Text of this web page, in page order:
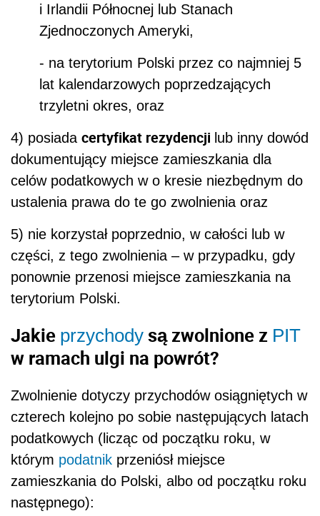
i Irlandii Północnej lub Stanach
Zjednoczonych Ameryki,
- na terytorium Polski przez co najmniej 5
lat kalendarzowych poprzedzających
trzyletni okres, oraz
4) posiada certyfikat rezydencji lub inny dowód
dokumentujący miejsce zamieszkania dla
celów podatkowych w o kresie niezbędnym do
ustalenia prawa do te go zwolnienia oraz
5) nie korzystał poprzednio, w całości lub w
części, z tego zwolnienia – w przypadku, gdy
ponownie przenosi miejsce zamieszkania na
terytorium Polski.
Jakie przychody są zwolnione z PIT
w ramach ulgi na powrót?
Zwolnienie dotyczy przychodów osiągniętych w
czterech kolejno po sobie następujących latach
podatkowych (licząc od początku roku, w
którym podatnik przeniósł miejsce
zamieszkania do Polski, albo od początku roku
następnego):